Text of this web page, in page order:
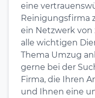
eine
Reinigungsfirma
ein Netzwerk von
alle wichtigen
Thema Umzug
gerne bei der
Firma, die Ihren
und Ihnen eine